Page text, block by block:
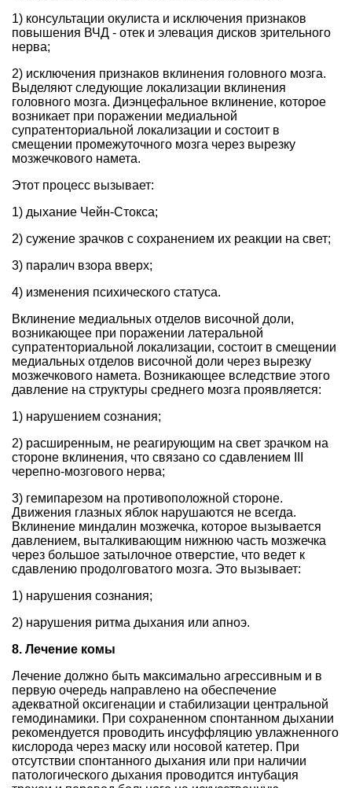
1) консультации окулиста и исключения признаков
повышения ВЧД - отек и элевация дисков зрительного
нерва;
2) исключения признаков вклинения головного мозга.
Выделяют следующие локализации вклинения
головного мозга. Диэнцефальное вклинение, которое
возникает при поражении медиальной
супратенториальной локализации и состоит в
смещении промежуточного мозга через вырезку
мозжечкового намета.
Этот процесс вызывает:
1) дыхание Чейн-Стокса;
2) сужение зрачков с сохранением их реакции на свет;
3) паралич взора вверх;
4) изменения психического статуса.
Вклинение медиальных отделов височной доли,
возникающее при поражении латеральной
супратенториальной локализации, состоит в смещении
медиальных отделов височной доли через вырезку
мозжечкового намета. Возникающее вследствие этого
давление на структуры среднего мозга проявляется:
1) нарушением сознания;
2) расширенным, не реагирующим на свет зрачком на
стороне вклинения, что связано со сдавлением III
черепно-мозгового нерва;
3) гемипарезом на противоположной стороне.
Движения глазных яблок нарушаются не всегда.
Вклинение миндалин мозжечка, которое вызывается
давлением, выталкивающим нижнюю часть мозжечка
через большое затылочное отверстие, что ведет к
сдавлению продолговатого мозга. Это вызывает:
1) нарушения сознания;
2) нарушения ритма дыхания или апноэ.
8. Лечение комы
Лечение должно быть максимально агрессивным и в
первую очередь направлено на обеспечение
адекватной оксигенации и стабилизации центральной
гемодинамики. При сохраненном спонтанном дыхании
рекомендуется проводить инсуффляцию увлажненного
кислорода через маску или носовой катетер. При
отсутствии спонтанного дыхания или при наличии
патологического дыхания проводится интубация